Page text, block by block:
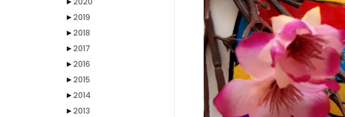
►2019
►2018
►2017
►2016
►2015
►2014
►2013